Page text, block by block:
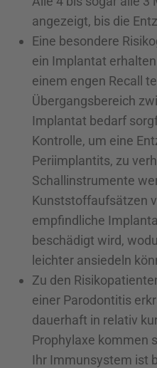
angezeigt, bis die
Eine besondere
ein Implantat
einem engen Recall
Übergangsbereich
Implantat bedarf
Kontrolle, um eine
Periimplantits, zu
Schallinstrumente
Kunststoffaufsätzen
empfindliche
beschädigt wird,
leichter ansiedeln
Zu den
einer Parodontitis
dauerhaft in relativ
Prophylaxe kommen
Ihr Immunsystem ist